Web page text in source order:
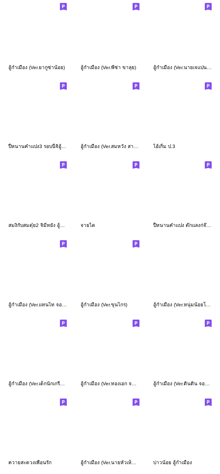
อู้กำเมือง (Ver.ยากูซ่าน้อย) อู้กำเมือง (Ver.พี่ซ่า ขาลุย) อู้กำเมือง (Ver.นายเจแปน เลิฟลี่)
ไอ้เกิ้ม ป.3
สมงิกับสมตุ๋ย2 จิมีหยัง อู้หื้อฟังมะดาย จายไต ปี้หนานคำแปง ต๊กแลงก่จ๊ดเอาๆ
อู้กำเมือง (Ver.ขุนไกร) อู้กำเมือง (Ver.หนุ่มน้อยโมฮอก)
อู้กำเมือง (Ver.ดินดิน จอมซ่า)
ควายสะตวงเพื่อนรัก อู้กำเมือง (Ver.นายหัวเห็ด เด็ดสะระตี่) บ่าวน้อย อู้กำเมือง